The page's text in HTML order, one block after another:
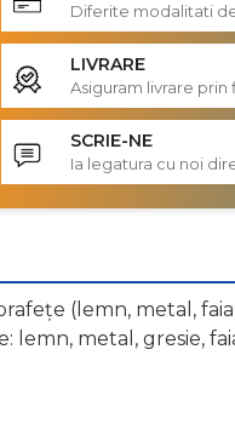
Diferite modalitati
LIVRARE
Asiguram livrare
SCRIE-NE
Ia legatura cu noi
(lemn, metal,
lemn, metal, gresie,